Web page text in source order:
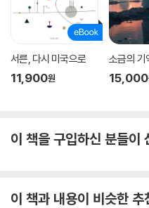
서른, 다시 미국으로
11,900원
소금의 기
15,000
이 책을 구입하신 분들이
이 책과 내용이 비슷한 추